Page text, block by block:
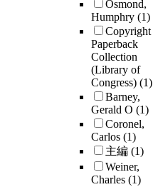
Osmond,
Humphry (1)
Copyright
Paperback
Collection
(Library of
Congress) (1)
Barney,
Gerald O (1)
Coronel,
Carlos (1)
主編 (1)
Weiner,
Charles (1)